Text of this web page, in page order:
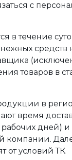
с
в течение
средств
товаров в
в
время
дней) и
компании.
от условий ТК.